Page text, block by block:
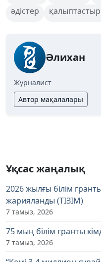
әдістер
Әлихан
Журналист
Автор мақалалары
Ұқсас жаңалық
2026 жылғы білім
жарияланды (ТІЗІМ)
7 тамыз, 2026
75 мың білім гранты
7 тамыз, 2026